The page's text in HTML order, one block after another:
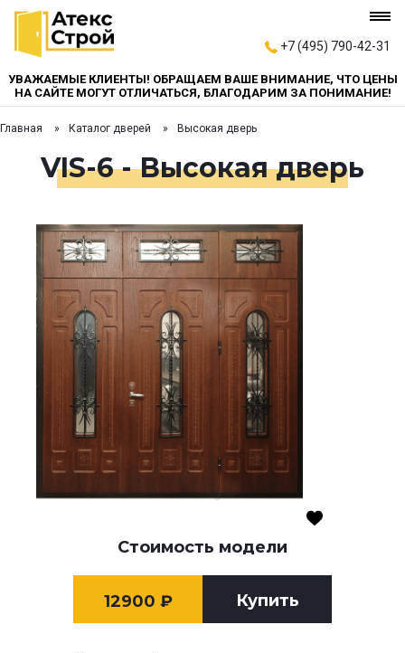
+7 (495) 790-42-31
УВАЖАЕМЫЕ КЛИЕНТЫ! ОБРАЩАЕМ ВАШЕ ВНИМАНИЕ, ЧТО ЦЕНЫ
НА САЙТЕ МОГУТ ОТЛИЧАТЬСЯ, БЛАГОДАРИМ ЗА ПОНИМАНИЕ!
Главная Каталог дверей Высокая дверь
VIS-6 - Высокая дверь
Стоимость модели
12900 ₽ Купить